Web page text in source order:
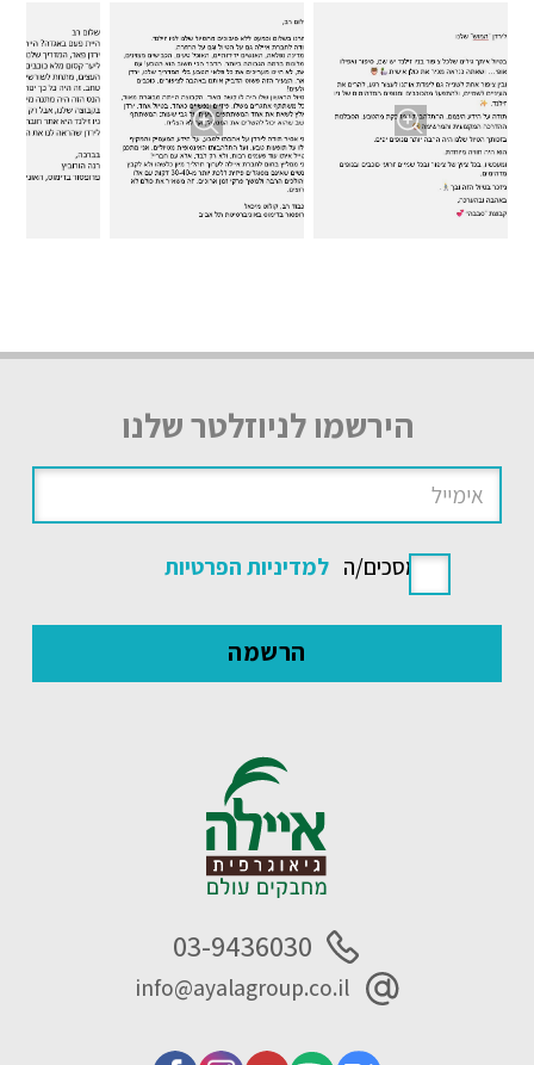
הירשמו לניוזלטר שלנו
אני מסכים/ה למדיניות הפרטיות
03-9436030
info@ayalagroup.co.il